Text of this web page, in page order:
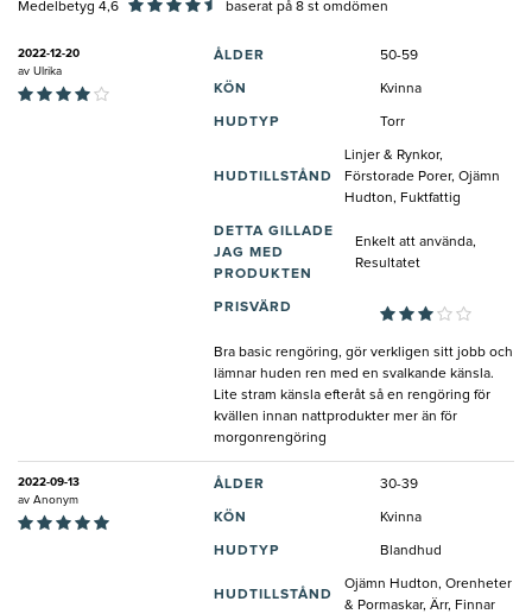
Medelbetyg 4,6 baserat på 8 st omdömen
2022-12-20
av Ulrika
ÅLDER 50-59
KÖN Kvinna
HUDTYP Torr
HUDTILLSTÅND
Linjer & Rynkor,
Förstorade Porer, Ojämn
Hudton, Fuktfattig
DETTA GILLADE
JAG MED
PRODUKTEN
Enkelt att använda,
Resultatet
PRISVÄRD
Bra basic rengöring, gör verkligen sitt jobb och
lämnar huden ren med en svalkande känsla.
Lite stram känsla efteråt så en rengöring för
kvällen innan nattprodukter mer än för
morgonrengöring
2022-09-13
av Anonym
ÅLDER 30-39
KÖN Kvinna
HUDTYP Blandhud
HUDTILLSTÅND
Ojämn Hudton, Orenheter
& Pormaskar, Ärr, Finnar